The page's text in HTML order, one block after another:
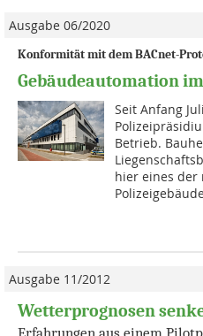
Ausgabe 06/2020
Konformität mit dem BACnet-
Gebäudeautomation
Seit Anfang
Betrieb.
hier eines der
Ausgabe 11/2012
Wetterprognosen